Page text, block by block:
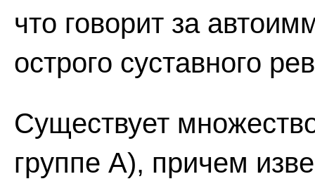
что говорит за
острого суставного
Существует
группе А), причем